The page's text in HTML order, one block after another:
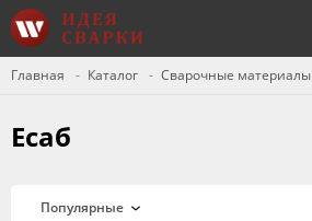
Главная Каталог Сварочные материалы
Есаб